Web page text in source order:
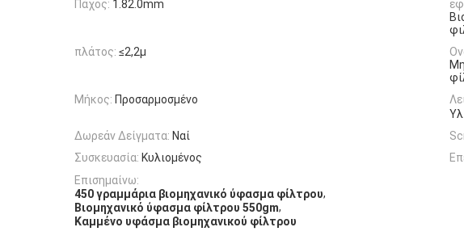
Πάχος: 1.82.0mm
πλάτος: ≤2,2μ
Μήκος: Προσαρμοσμένο
Δωρεάν Δείγματα: Ναί
Συσκευασία: Κυλιομένος
Επισημαίνω:
450 γραμμάρια βιομηχανικό ύφασμα φίλτρου,
Βιομηχανικό ύφασμα φίλτρου 550gm,
Καμμένο υφάσμα βιομηχανικού φίλτρου